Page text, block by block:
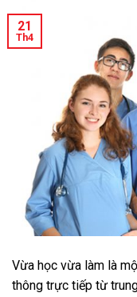
21
Th4
Vừa học vừa làm là
thông trực tiếp từ